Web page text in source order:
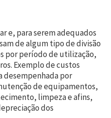
e, para serem adequados
de algum tipo de divisão
por período de utilização,
Exemplo de custos
desempenhada por
de equipamentos,
limpeza e afins,
dos